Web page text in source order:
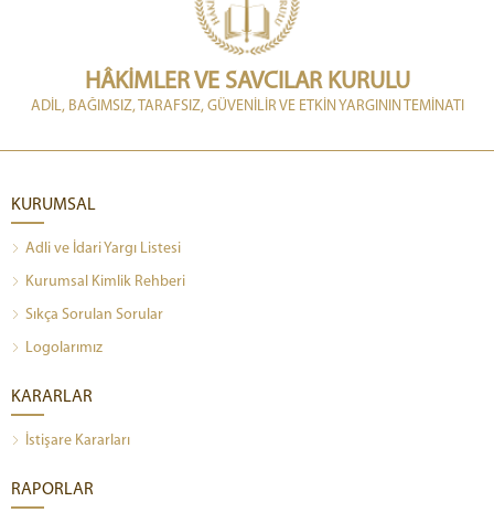
HÂKİMLER VE SAVCILAR KURULU
ADİL, BAĞIMSIZ, TARAFSIZ, GÜVENİLİR VE ETKİN YARGININ TEMİNATI
KURUMSAL
Adli ve İdari Yargı Listesi
Kurumsal Kimlik Rehberi
Sıkça Sorulan Sorular
Logolarımız
KARARLAR
İstişare Kararları
RAPORLAR